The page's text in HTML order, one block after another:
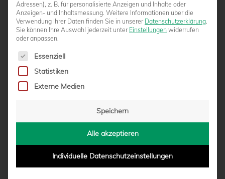
REMBERGS LAST-MINUTE-TREFFER LÄSST
vonMarcel Weskamp|21.09.2020 - 14:58
Adressen), z. B. für personalisierte Anzeigen und Inhalte oder
Anzeigen- und Inhaltsmessung. Weitere Informationen über die
Verwendung Ihrer Daten finden Sie in unserer Datenschutzerklärung.
Sie können Ihre Auswahl jederzeit unter Einstellungen widerrufen
oder anpassen.
Es folgt eine Liste der Service-Gruppen, für die eine
Essenziell
Statistiken
Externe Medien
Speichern
Alle akzeptieren
Individuelle Datenschutzeinstellungen